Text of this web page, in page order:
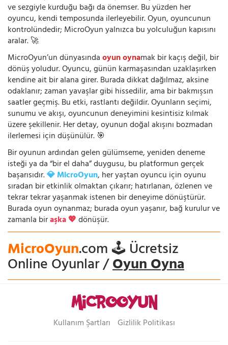
ve sezgiyle kurduğu bağı da önemser. Bu yüzden her
oyuncu, kendi temposunda ilerleyebilir. Oyun, oyuncunun
kontrolündedir; MicroOyun yalnızca bu yolculuğun kapısını
aralar. 🚀
MicroOyun’un dünyasındaoyun oynamak bir kaçış değil, bir
dönüş yoludur. Oyuncu, günün karmaşasından uzaklaşırken
kendine ait bir alana girer. Burada dikkat dağılmaz, aksine
odaklanır; zaman yavaşlar gibi hissedilir, ama bir bakmışsın
saatler geçmiş. Bu etki, rastlantı değildir. Oyunların seçimi,
sunumu ve akışı, oyuncunun deneyimini kesintisiz kılmak
üzere şekillenir. Her detay, oyunun doğal akışını bozmadan
ilerlemesi için düşünülür. 🎯
Bir oyunun ardından gelen gülümseme, yeniden deneme
isteği ya da “bir el daha” duygusu, bu platformun gerçek
başarısıdır.💎 MicroOyun, her yaştan oyuncu için oyunu
sıradan bir etkinlik olmaktan çıkarır; hatırlanan, özlenen ve
tekrar tekrar yaşanmak istenen bir deneyime dönüştürür.
Burada oyun oynanmaz; burada oyun yaşanır, bağ kurulur ve
zamanla biraşka 💖dönüşür.
MicroOyun.com 🕹️ Ücretsiz
Online Oyunlar /Oyun Oyna
Kullanım Şartları Gizlilik Politikası